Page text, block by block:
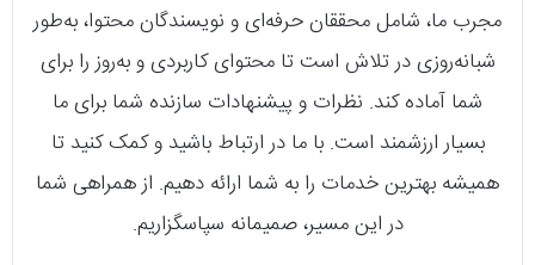
مجرب ما، شامل محققان حرفه‌ای و نویسندگان محتوا، به‌طور
شبانه‌روزی در تلاش است تا محتوای کاربردی و به‌روز را برای
شما آماده کند. نظرات و پیشنهادات سازنده شما برای ما
بسیار ارزشمند است. با ما در ارتباط باشید و کمک کنید تا
همیشه بهترین خدمات را به شما ارائه دهیم. از همراهی شما
در این مسیر، صمیمانه سپاسگزاریم.